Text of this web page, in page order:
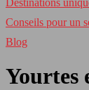
Destinations
Conseils pour un
Blog
Yourtes